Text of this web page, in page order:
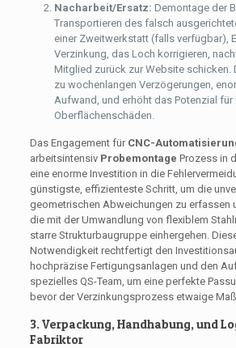
Nacharbeit/Ersatz: Demontage der
Transportieren des falsch
einer Zweitwerkstatt (falls verfügbar),
Verzinkung, das Loch korrigieren,
Mitglied zurück zur Website schicken.
zu wochenlangen Verzögerungen,
Aufwand, und erhöht das Potenzial für
Oberflächenschäden.
Das Engagement für CNC-
arbeitsintensiv Probemontage Prozess in
eine enorme Investition in die
günstigste, effizienteste Schritt, um die
geometrischen Abweichungen zu erfassen
die mit der Umwandlung von flexiblem
starre Strukturbaugruppe einhergehen.
Notwendigkeit rechtfertigt den
hochpräzise Fertigungsanlagen und den
spezielles QS-Team, um eine perfekte
bevor der Verzinkungsprozess etwaige
3. Verpackung, Handhabung, und
Fabriktor